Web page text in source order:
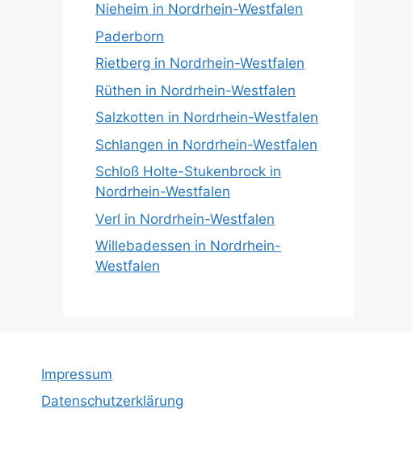
Nieheim in Nordrhein-Westfalen
Paderborn
Rietberg in Nordrhein-Westfalen
Rüthen in Nordrhein-Westfalen
Salzkotten in Nordrhein-Westfalen
Schlangen in Nordrhein-Westfalen
Schloß Holte-Stukenbrock in
Nordrhein-Westfalen
Verl in Nordrhein-Westfalen
Willebadessen in Nordrhein-
Westfalen
Impressum
Datenschutzerklärung